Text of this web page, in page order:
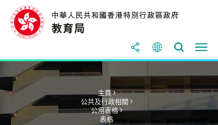
主頁 >
公共及行政相關 >
公用表格 >
表格